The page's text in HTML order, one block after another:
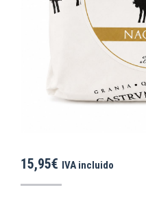
15,95€ IVA incluido